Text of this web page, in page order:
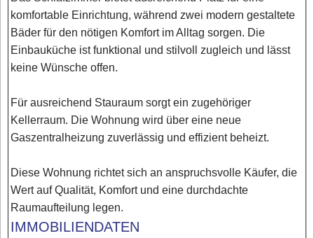
komfortable Einrichtung, während zwei modern gestaltete
Bäder für den nötigen Komfort im Alltag sorgen. Die
Einbauküche ist funktional und stilvoll zugleich und lässt
keine Wünsche offen.
Für ausreichend Stauraum sorgt ein zugehöriger
Kellerraum. Die Wohnung wird über eine neue
Gaszentralheizung zuverlässig und effizient beheizt.
Diese Wohnung richtet sich an anspruchsvolle Käufer, die
Wert auf Qualität, Komfort und eine durchdachte
Raumaufteilung legen.
IMMOBILIENDATEN